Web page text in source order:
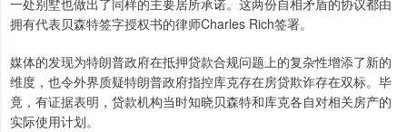
一处别墅也做出了同样的主要居所承诺。这两份自相矛盾的协议都由
拥有代表贝森特签字授权书的律师Charles Rich签署。
媒体的发现为特朗普政府在抵押贷款合规问题上的复杂性增添了新的
维度，也令外界质疑特朗普政府指控库克存在房贷欺诈存在双标。毕
竟，有证据表明，贷款机构当时知晓贝森特和库克各自对相关房产的
实际使用计划。